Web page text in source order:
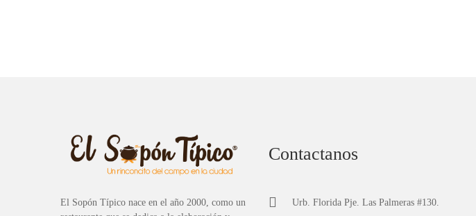
El Sopón Típico nace en el año 2000, como un
Contactanos
Urb. Florida Pje. Las Palmeras #130.